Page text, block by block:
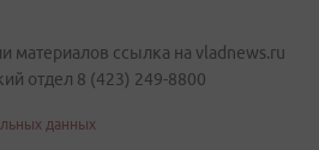
материалов ссылка на vladnews.ru
отдел 8 (423) 249-8800
данных